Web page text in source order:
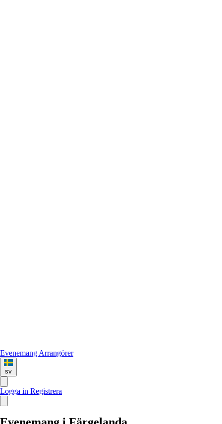
Evenemang Arrangörer
sv
Logga in Registrera